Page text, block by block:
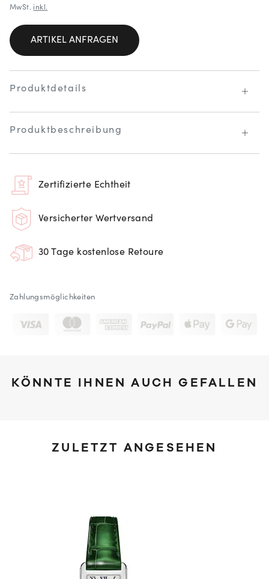
MwSt. inkl.
ARTIKEL ANFRAGEN
Produktdetails
Produktbeschreibung
Zertifizierte Echtheit
Versicherter Wertversand
30 Tage kostenlose Retoure
Zahlungsmöglichkeiten
KÖNNTE IHNEN AUCH GEFALLEN
ZULETZT ANGESEHEN